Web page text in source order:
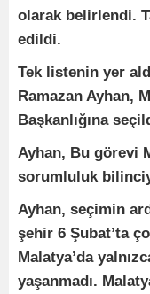
olarak belirlendi.
edildi.
Tek listenin yer
Ramazan Ayhan,
Başkanlığına
Ayhan, Bu görevi
sorumluluk
Ayhan, seçimin
şehir 6 Şubat’ta
Malatya’da
yaşanmadı.